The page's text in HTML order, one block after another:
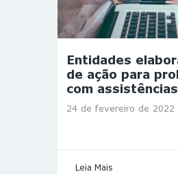
Entidades
de ação para
com assistências
24 de fevereiro de 2022
Leia Mais